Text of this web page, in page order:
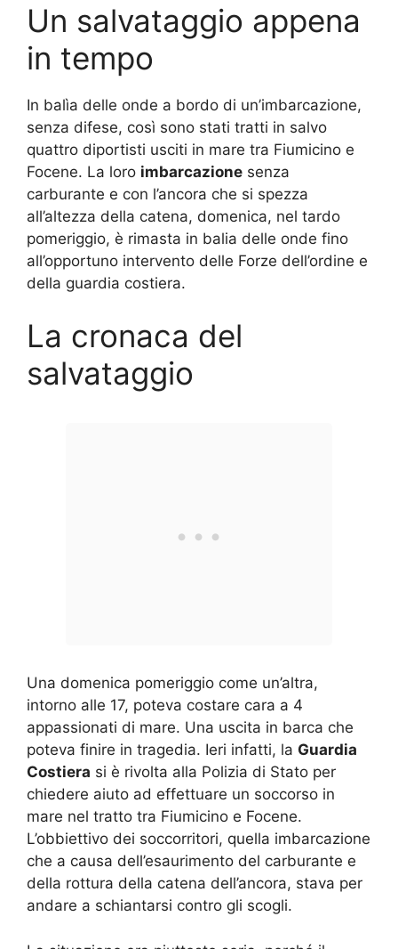
Un salvataggio appena
in tempo
In balìa delle onde a bordo di un’imbarcazione,
senza difese, così sono stati tratti in salvo
quattro diportisti usciti in mare tra Fiumicino e
Focene. La loro imbarcazione senza
carburante e con l’ancora che si spezza
all’altezza della catena, domenica, nel tardo
pomeriggio, è rimasta in balia delle onde fino
all’opportuno intervento delle Forze dell’ordine e
della guardia costiera.
La cronaca del
salvataggio
Una domenica pomeriggio come un’altra,
intorno alle 17, poteva costare cara a 4
appassionati di mare. Una uscita in barca che
poteva finire in tragedia. Ieri infatti, la Guardia
Costiera si è rivolta alla Polizia di Stato per
chiedere aiuto ad effettuare un soccorso in
mare nel tratto tra Fiumicino e Focene.
L’obbiettivo dei soccorritori, quella imbarcazione
che a causa dell’esaurimento del carburante e
della rottura della catena dell’ancora, stava per
andare a schiantarsi contro gli scogli.